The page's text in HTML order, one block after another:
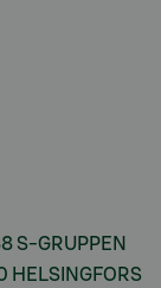
S-GRUPPEN